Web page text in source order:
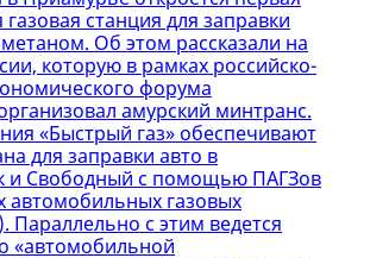
станция для заправки
Об этом рассказали на
которую в рамках российско-
форума
амурский минтранс.
«Быстрый газ» обеспечивают
для заправки авто в
и Свободный с помощью ПАГЗов
автомобильных газовых
Параллельно с этим ведется
«автомобильной